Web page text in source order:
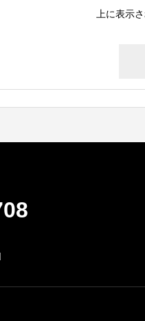
上に表示